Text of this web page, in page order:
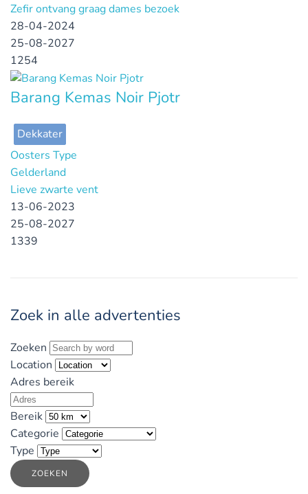
Zefir ontvang graag dames bezoek
28-04-2024
25-08-2027
1254
Barang Kemas Noir Pjotr
Dekkater
Oosters Type
Gelderland
Lieve zwarte vent
13-06-2023
25-08-2027
1339
Zoek in alle advertenties
Zoeken
Location
Adres bereik
Bereik
Categorie
Type
ZOEKEN